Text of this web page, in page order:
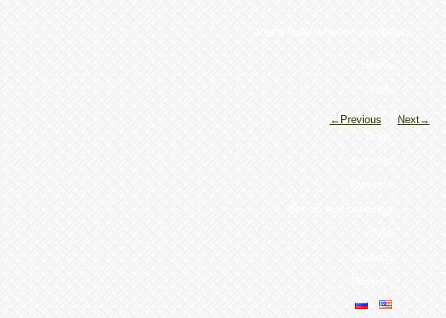
Forum
←Previous
Next→